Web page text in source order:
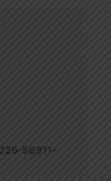
56911-